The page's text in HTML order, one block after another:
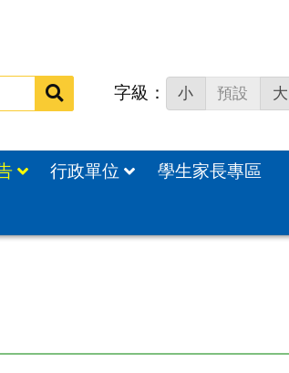
搜
字級： 小 預設 大
行政單位 學生家長專區